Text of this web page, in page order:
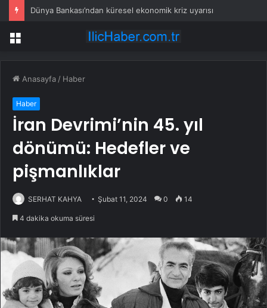
Dünya Bankası’ndan küresel ekonomik kriz uyarısı
Menü
Anasayfa / Haber
Haber
İran Devrimi’nin 45. yıl
dönümü: Hedefler ve
pişmanlıklar
SERHAT KAHYA Şubat 11, 2024 0 14
4 dakika okuma süresi